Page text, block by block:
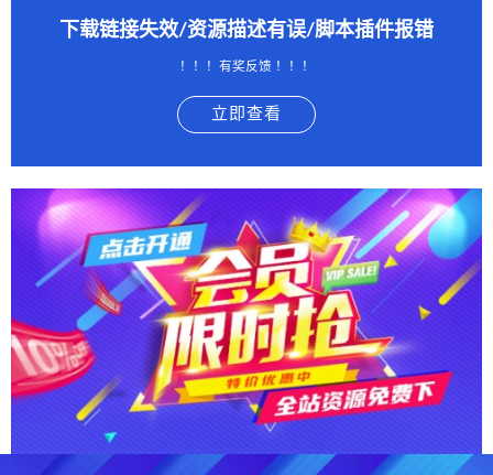
下载链接失效/资源描述有误/脚本插件报错
！！！有奖反馈 ！！！
立即查看